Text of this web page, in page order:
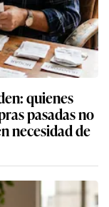
quienes
pasadas no
necesidad de